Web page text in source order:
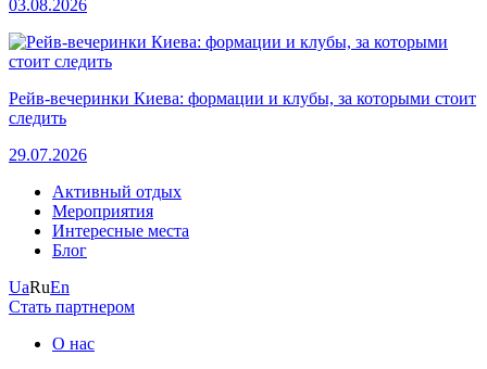
03.08.2026
Рейв-вечеринки Киева: формации и клубы, за которыми стоит
следить
29.07.2026
Активный отдых
Мероприятия
Интересные места
Блог
UaRuEn
Стать партнером
О нас